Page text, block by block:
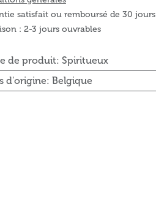
satisfait ou remboursé de 30 jours
: 2-3 jours ouvrables
de produit: Spiritueux
d'origine: Belgique